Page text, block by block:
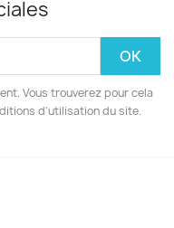
Vous trouverez pour cela
d'utilisation du site.